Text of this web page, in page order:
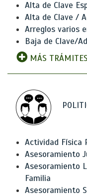
Alta de Clave
Alta de Clave /
Arreglos varios
Baja de Clave/
MÁS TRÁMITES
Actividad Física
Asesoramiento
Asesoramiento
Familia
Asesoramiento